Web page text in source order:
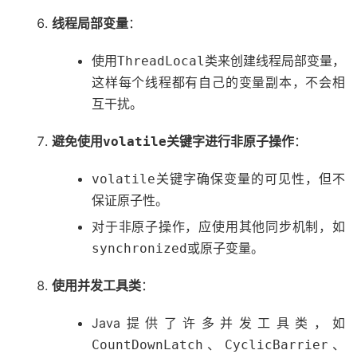
线程局部变量：
使用ThreadLocal类来创建线程局部变量，
这样每个线程都有自己的变量副本，不会相
互干扰。
避免使用volatile关键字进行非原子操作：
volatile关键字确保变量的可见性，但不
保证原子性。
对于非原子操作，应使用其他同步机制，如
synchronized 或原子变量。
使用并发工具类：
Java提供了许多并发工具类，如
CountDownLatch 、 CyclicBarrier 、